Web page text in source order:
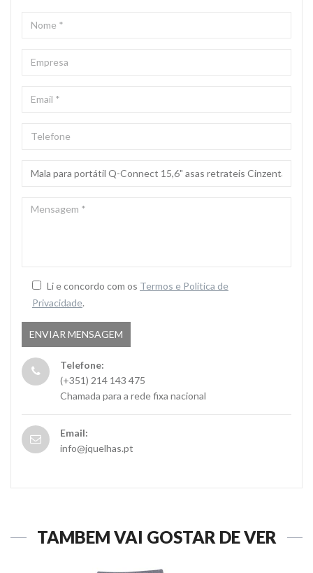
Li e concordo com os Termos e Politica de
Privacidade.
Telefone:
(+351) 214 143 475
Chamada para a rede fixa nacional
Email:
info@jquelhas.pt
TAMBÉM VAI GOSTAR DE VER